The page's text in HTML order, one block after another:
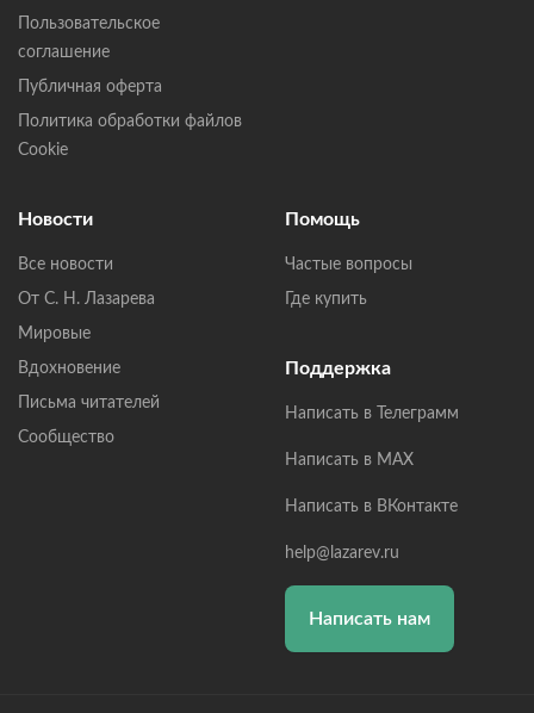
Пользовательское
соглашение
Публичная оферта
Политика обработки файлов
Cookie
Новости
Все новости
От С. Н. Лазарева
Мировые
Вдохновение
Письма читателей
Сообщество
Помощь
Частые вопросы
Где купить
Поддержка
Написать в Телеграмм
Написать в MAX
Написать в ВКонтакте
help@lazarev.ru
Написать нам